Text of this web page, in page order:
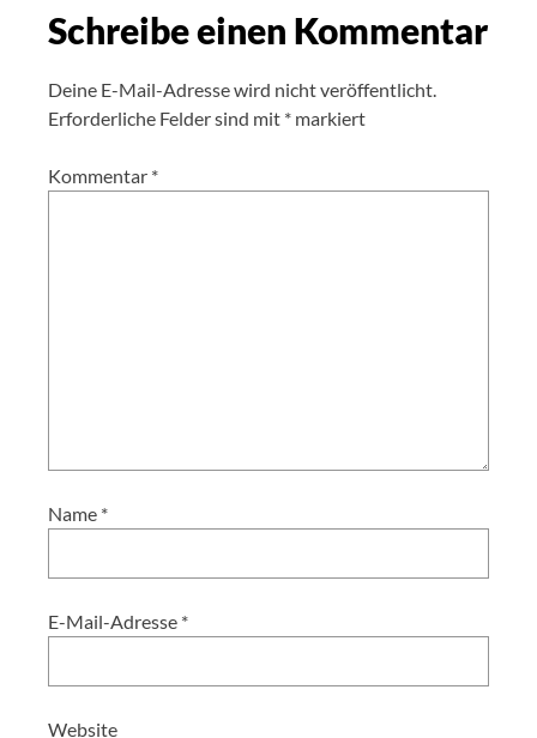
Schreibe einen Kommentar
Deine E-Mail-Adresse wird nicht veröffentlicht.
Erforderliche Felder sind mit * markiert
Kommentar *
Name *
E-Mail-Adresse *
Website